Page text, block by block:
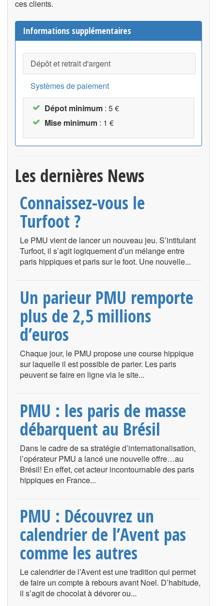
ces clients.
Informations supplémentaires
Dépôt et retrait d'argent
Systèmes de paiement
Dépot minimum : 5 €
Mise minimum : 1 €
Les dernières News
Connaissez-vous le
Turfoot ?
Le PMU vient de lancer un nouveau jeu. S’intitulant
Turfoot, il s’agit logiquement d’un mélange entre
paris hippiques et paris sur le foot. Une nouvelle...
Un parieur PMU remporte
plus de 2,5 millions
d’euros
Chaque jour, le PMU propose une course hippique
sur laquelle il est possible de parier. Les paris
peuvent se faire en ligne via le site...
PMU : les paris de masse
débarquent au Brésil
Dans le cadre de sa stratégie d’internationalisation,
l’opérateur PMU a lancé une nouvelle offre…au
Brésil! En effet, cet acteur incontournable des paris
hippiques en France...
PMU : Découvrez un
calendrier de l’Avent pas
comme les autres
Le calendrier de l’Avent est une tradition qui permet
de faire un compte à rebours avant Noel. D’habitude,
il s’agit de chocolat à dévorer ou...